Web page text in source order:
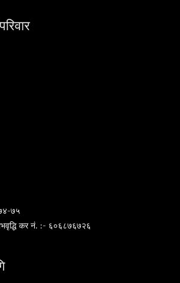
७५
कर नं. :- ६०६८७६७२६